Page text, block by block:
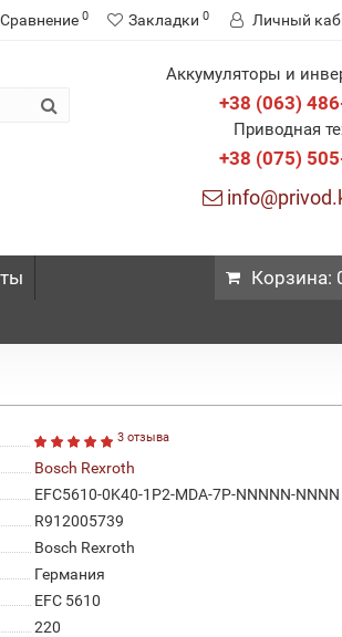
Сравнение 0 Закладки 0 Личный
Аккумуляторы и
+38 (063)
Приводная
+38 (075)
Корзина:
3 отзыва
Bosch Rexroth
EFC5610-0K40-1P2-MDA-7P-NNNNN-NNNN
R912005739
Bosch Rexroth
Германия
EFC 5610
220